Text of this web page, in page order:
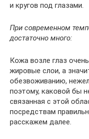
и кругов под глазами.
При современном
достаточно много:
Кожа возле глаз
жировые слои, а
обезвоживанию,
поэтому, каковой бы
связанная с этой
посредствам
расскажем далее.